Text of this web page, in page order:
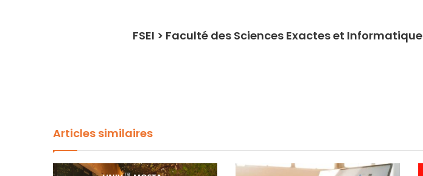
FSEI > Faculté des Sciences Exactes et Informatique
Articles similaires